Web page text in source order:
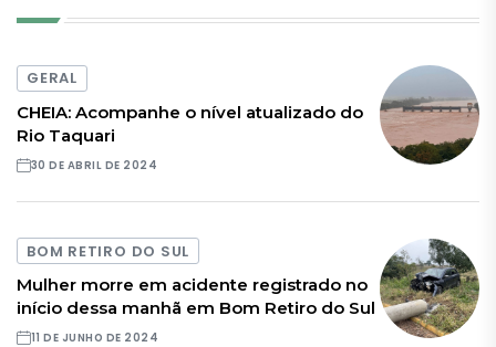
GERAL
CHEIA: Acompanhe o nível atualizado do
Rio Taquari
30 DE ABRIL DE 2024
BOM RETIRO DO SUL
Mulher morre em acidente registrado no
início dessa manhã em Bom Retiro do Sul
11 DE JUNHO DE 2024